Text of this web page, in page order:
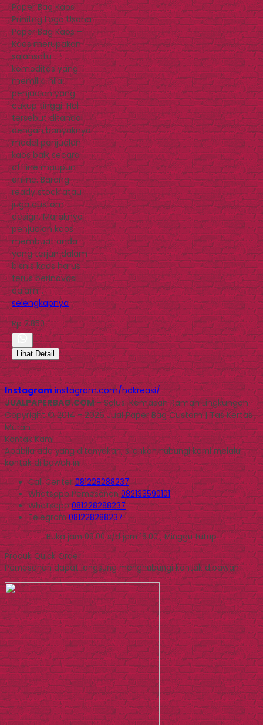
Paper Bag Kaos
Prinitng Logo Usaha
Paper Bag Kaos –
Kaos merupakan
salahsatu
komoditas yang
memiliki nilai
penjualan yang
cukup tinggi. Hal
tersebut ditandai
dengan banyaknya
model penjualan
kaos baik secara
offline maupun
online. Barang
ready stock atau
juga custom
design. Maraknya
penjualan kaos
membuat anda
yang terjun dalam
bisnis kaos harus
terus berinovasi
dalam…
selengkapnya
Rp 2.850
Lihat Detail
Instagram instagram.com/hdkreasi/
JUALPAPERBAG.COM- Solusi Kemasan Ramah Lingkungan
Copyright © 2014 - 2026 Jual Paper Bag Custom | Tas Kertas
Murah
Kontak Kami
Apabila ada yang ditanyakan, silahkan hubungi kami melalui
kontak di bawah ini.
Call Center081228288237
WhatsappPemesanan 082133590101
Whatsapp081228288237
Telegram081228288237
Buka jam 09.00 s/d jam 16.00 , Minggu tutup
Produk Quick Order
Pemesanan dapat langsung menghubungi kontak dibawah: